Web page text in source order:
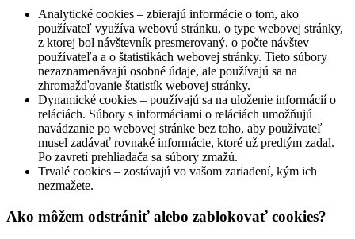
Analytické cookies – zbierajú informácie o tom, ako
používateľ využíva webovú stránku, o type webovej stránky,
z ktorej bol návštevník presmerovaný, o počte návštev
používateľa a o štatistikách webovej stránky. Tieto súbory
nezaznamenávajú osobné údaje, ale používajú sa na
zhromažďovanie štatistík webovej stránky.
Dynamické cookies – používajú sa na uloženie informácií o
reláciách. Súbory s informáciami o reláciách umožňujú
navádzanie po webovej stránke bez toho, aby používateľ
musel zadávať rovnaké informácie, ktoré už predtým zadal.
Po zavretí prehliadača sa súbory zmažú.
Trvalé cookies – zostávajú vo vašom zariadení, kým ich
nezmažete.
Ako môžem odstrániť alebo zablokovať cookies?